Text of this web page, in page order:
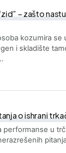
– zašto
kozumira se
i skladište
o ishrani
performanse u